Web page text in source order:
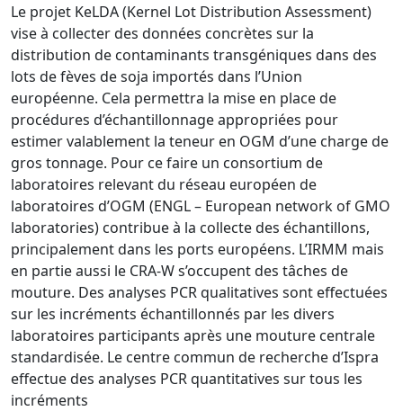
Le projet KeLDA (Kernel Lot Distribution Assessment)
vise à collecter des données concrètes sur la
distribution de contaminants transgéniques dans des
lots de fèves de soja importés dans l’Union
européenne. Cela permettra la mise en place de
procédures d’échantillonnage appropriées pour
estimer valablement la teneur en OGM d’une charge de
gros tonnage. Pour ce faire un consortium de
laboratoires relevant du réseau européen de
laboratoires d’OGM (ENGL – European network of GMO
laboratories) contribue à la collecte des échantillons,
principalement dans les ports européens. L’IRMM mais
en partie aussi le CRA-W s’occupent des tâches de
mouture. Des analyses PCR qualitatives sont effectuées
sur les incréments échantillonnés par les divers
laboratoires participants après une mouture centrale
standardisée. Le centre commun de recherche d’Ispra
effectue des analyses PCR quantitatives sur tous les
incréments